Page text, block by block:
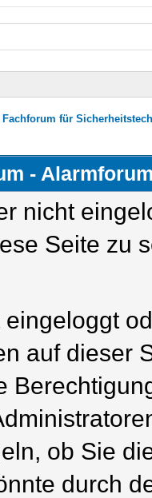
für
-
nicht
Seite zu
auf dieser
ob Sie
durch